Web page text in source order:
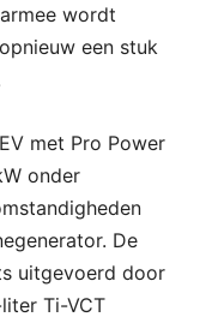
wordt
een stuk
met Pro Power
onder
De
uitgevoerd door
Ti-VCT